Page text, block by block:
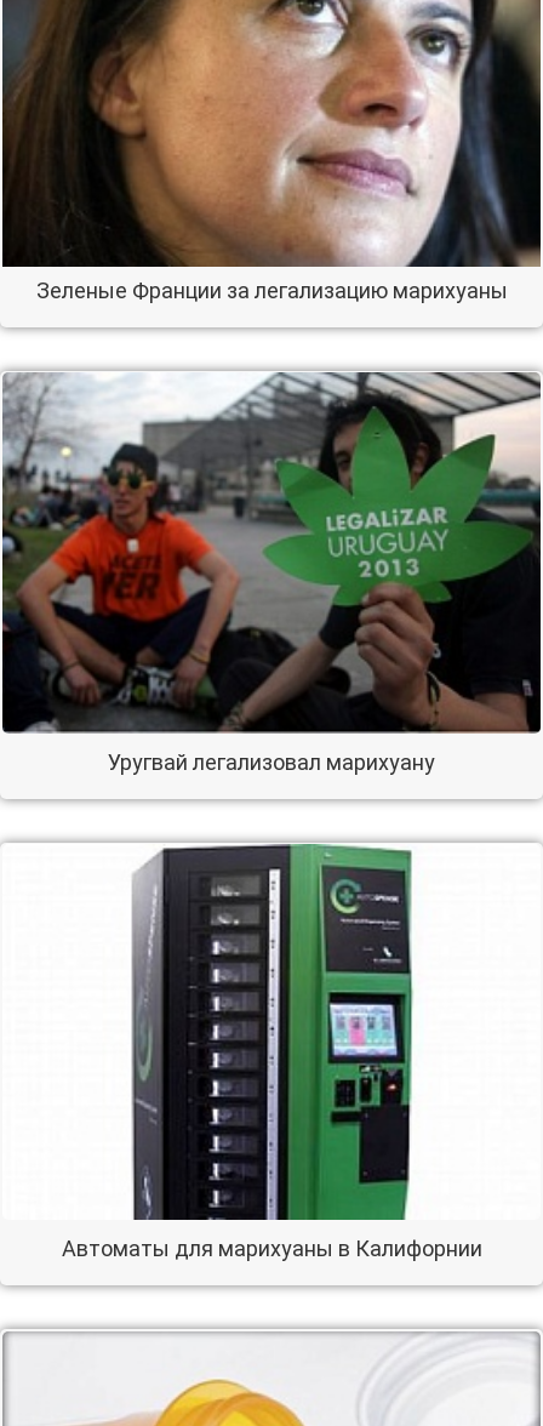
Зеленые Франции за легализацию марихуаны
Уругвай легализовал марихуану
Автоматы для марихуаны в Калифорнии